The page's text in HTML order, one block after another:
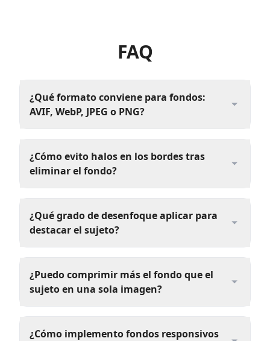
FAQ
¿Qué formato conviene para fondos:
AVIF, WebP, JPEG o PNG?
¿Cómo evito halos en los bordes tras
eliminar el fondo?
¿Qué grado de desenfoque aplicar para
destacar el sujeto?
¿Puedo comprimir más el fondo que el
sujeto en una sola imagen?
¿Cómo implemento fondos responsivos